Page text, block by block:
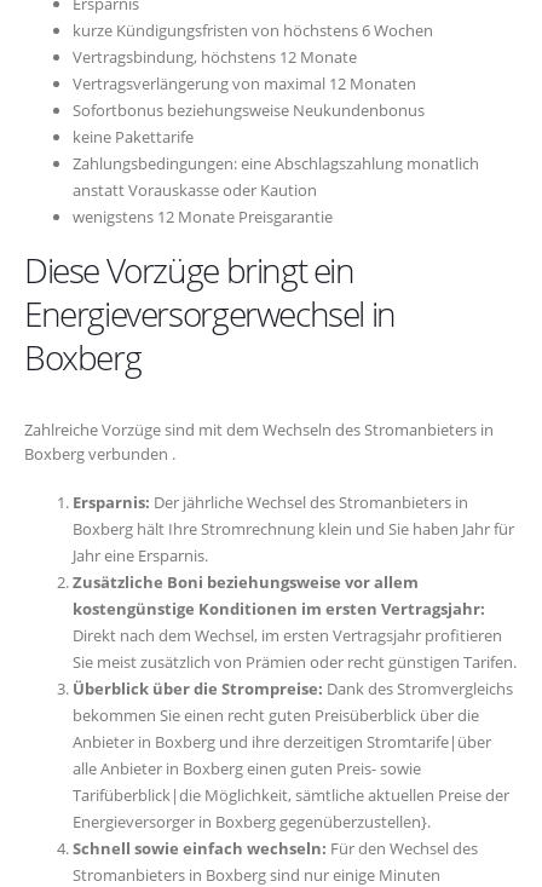
kurze Kündigungsfristen von höchstens 6 Wochen
Vertragsbindung, höchstens 12 Monate
Vertragsverlängerung von maximal 12 Monaten
Sofortbonus beziehungsweise Neukundenbonus
keine Pakettarife
Zahlungsbedingungen: eine Abschlagszahlung monatlich
anstatt Vorauskasse oder Kaution
wenigstens 12 Monate Preisgarantie
Diese Vorzüge bringt ein
Energieversorgerwechsel in
Boxberg
Zahlreiche Vorzüge sind mit dem Wechseln des Stromanbieters in
Boxberg verbunden .
Ersparnis: Der jährliche Wechsel des Stromanbieters in
Boxberg hält Ihre Stromrechnung klein und Sie haben Jahr für
Jahr eine Ersparnis.
Zusätzliche Boni beziehungsweise vor allem
kostengünstige Konditionen im ersten Vertragsjahr:
Direkt nach dem Wechsel, im ersten Vertragsjahr profitieren
Sie meist zusätzlich von Prämien oder recht günstigen Tarifen.
Überblick über die Strompreise: Dank des Stromvergleichs
bekommen Sie einen recht guten Preisüberblick über die
Anbieter in Boxberg und ihre derzeitigen Stromtarife|über
alle Anbieter in Boxberg einen guten Preis- sowie
Tarifüberblick|die Möglichkeit, sämtliche aktuellen Preise der
Energieversorger in Boxberg gegenüberzustellen}.
Schnell sowie einfach wechseln: Für den Wechsel des
Stromanbieters in Boxberg sind nur einige Minuten